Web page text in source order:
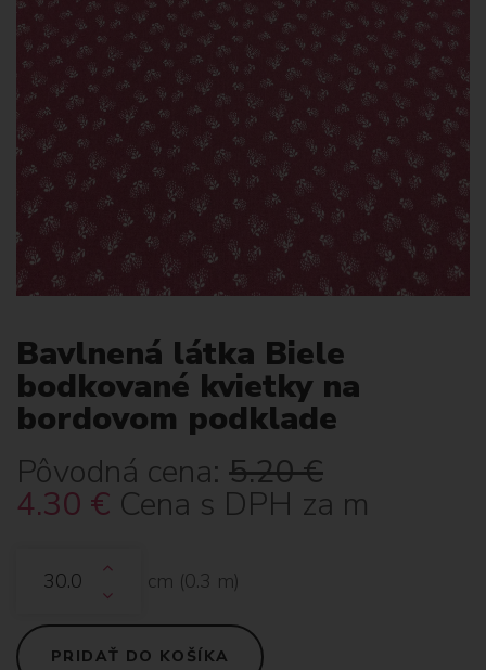
Bavlnená látka Biele
bodkované kvietky na
bordovom podklade
Pôvodná cena: 5.20€
4.30 € Cena s DPH za m
cm (0.3 m)
PRIDAŤ DO KOŠÍKA